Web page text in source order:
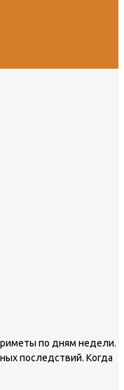
по дням недели.
последствий. Когда